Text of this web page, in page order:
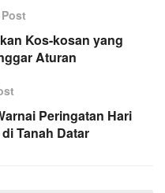
Kos-kosan yang
Aturan
Peringatan Hari
Tanah Datar